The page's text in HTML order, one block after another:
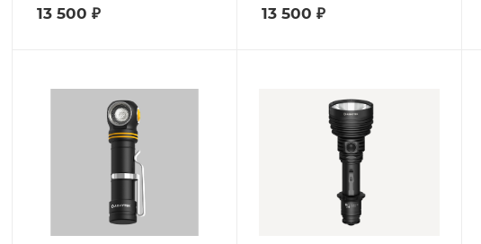
13 500 ₽ 13 500 ₽